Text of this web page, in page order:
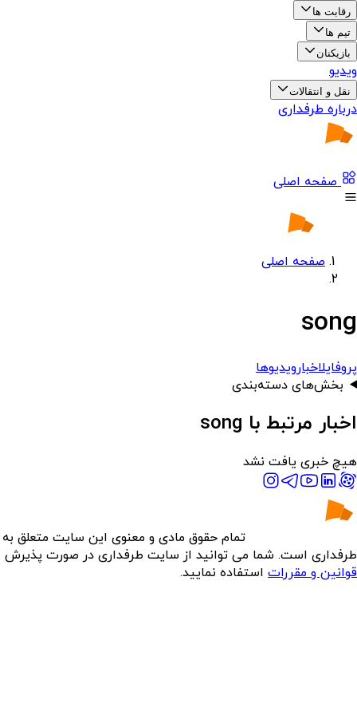
رقابت ها
تیم ها
بازیکنان
ویدیو
نقل و انتقالات
درباره طرفداری
صفحه اصلی
صفحه اصلی
song
پروفایلاخبارویدیوها
بخش‌های دسته‌بندی
اخبار مرتبط با song
هیچ خبری یافت نشد
تمام حقوق مادی و معنوی این سایت متعلق به
طرفداری است. شما می توانید از سایت طرفداری در صورت پذیرش
قوانین و مقررات استفاده نمایید.